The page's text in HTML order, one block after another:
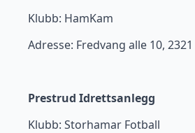
Klubb: HamKam
Adresse: Fredvang alle 10,
Prestrud Idrettsanlegg
Klubb: Storhamar Fotball